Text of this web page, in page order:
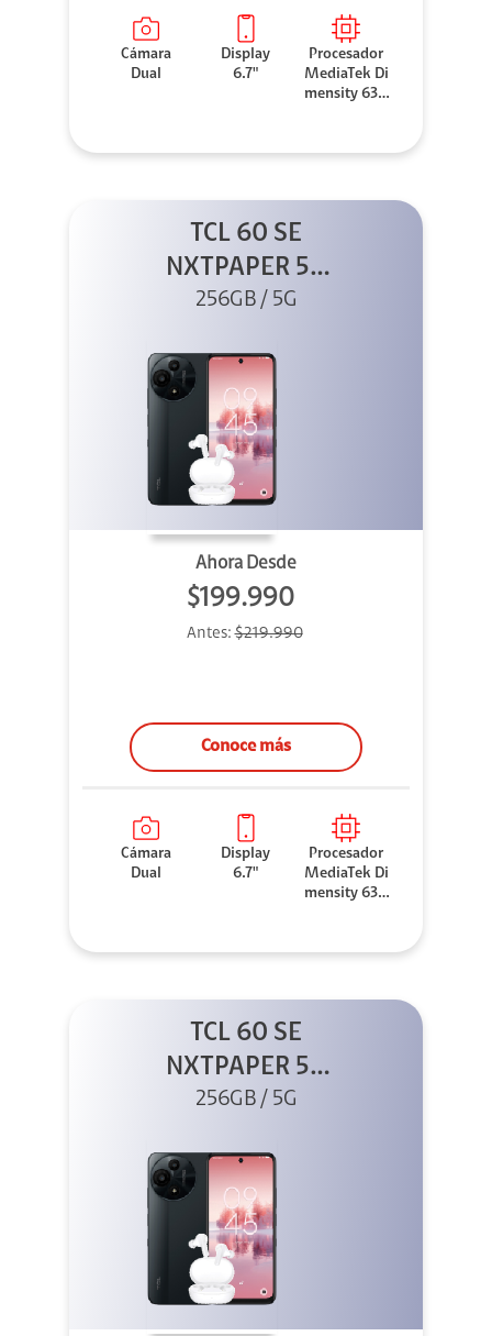
Cámara
Dual
Display
6.7"
Procesador
MediaTek Di
mensity 630
TCL 60 SE
NXTPAPER 5G
256GB Gris +
256GB / 5G
Ahora Desde
$199.990
Antes:$219.990
Conoce más
Cámara
Dual
Display
6.7"
Procesador
MediaTek Di
mensity 630
TCL 60 SE
NXTPAPER 5G
256GB Gris +
256GB / 5G